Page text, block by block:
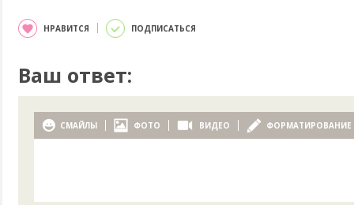
НРАВИТСЯ ПОДПИСАТЬСЯ
Ваш ответ:
СМАЙЛЫ ФОТО ВИДЕО ФОРМАТИРОВАНИЕ